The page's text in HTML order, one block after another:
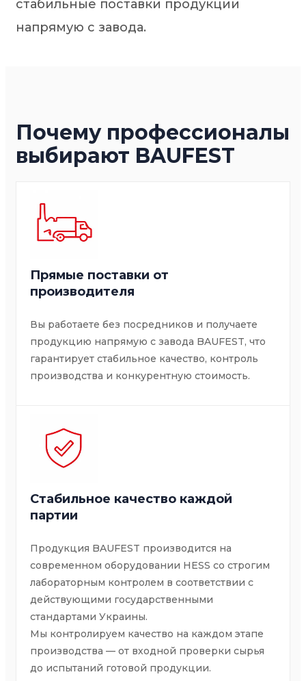
стабильные поставки продукции
напрямую с завода.
Почему профессионалы
выбирают BAUFEST
Прямые поставки от
производителя
Вы работаете без посредников и получаете
продукцию напрямую с завода BAUFEST, что
гарантирует стабильное качество, контроль
производства и конкурентную стоимость.
Стабильное качество каждой
партии
Продукция BAUFEST производится на
современном оборудовании HESS со строгим
лабораторным контролем в соответствии с
действующими государственными
стандартами Украины.
Мы контролируем качество на каждом этапе
производства — от входной проверки сырья
до испытаний готовой продукции.